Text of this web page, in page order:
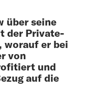
über seine
der Private-
worauf er bei
von
und
auf die